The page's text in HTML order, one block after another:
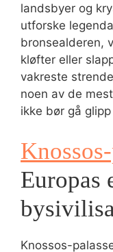
landsbyer og
utforske
bronsealderen,
kløfter eller
vakreste
noen av de
ikke bør gå glipp
Europas
Knossos-